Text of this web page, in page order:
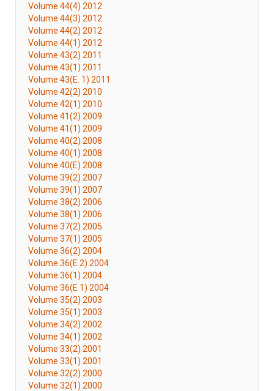
Volume 44(4) 2012
Volume 44(3) 2012
Volume 44(2) 2012
Volume 44(1) 2012
Volume 43(2) 2011
Volume 43(1) 2011
Volume 43(E. 1) 2011
Volume 42(2) 2010
Volume 42(1) 2010
Volume 41(2) 2009
Volume 41(1) 2009
Volume 40(2) 2008
Volume 40(1) 2008
Volume 40(E) 2008
Volume 39(2) 2007
Volume 39(1) 2007
Volume 38(2) 2006
Volume 38(1) 2006
Volume 37(2) 2005
Volume 37(1) 2005
Volume 36(2) 2004
Volume 36(E 2) 2004
Volume 36(1) 2004
Volume 36(E 1) 2004
Volume 35(2) 2003
Volume 35(1) 2003
Volume 34(2) 2002
Volume 34(1) 2002
Volume 33(2) 2001
Volume 33(1) 2001
Volume 32(2) 2000
Volume 32(1) 2000